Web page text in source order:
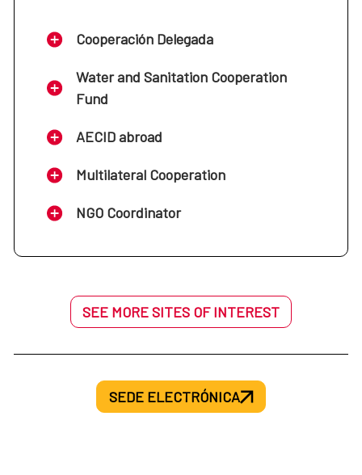
Cooperación Delegada
Water and Sanitation Cooperation
Fund
AECID abroad
Multilateral Cooperation
NGO Coordinator
SEE MORE SITES OF INTEREST
SEDE ELECTRÓNICA